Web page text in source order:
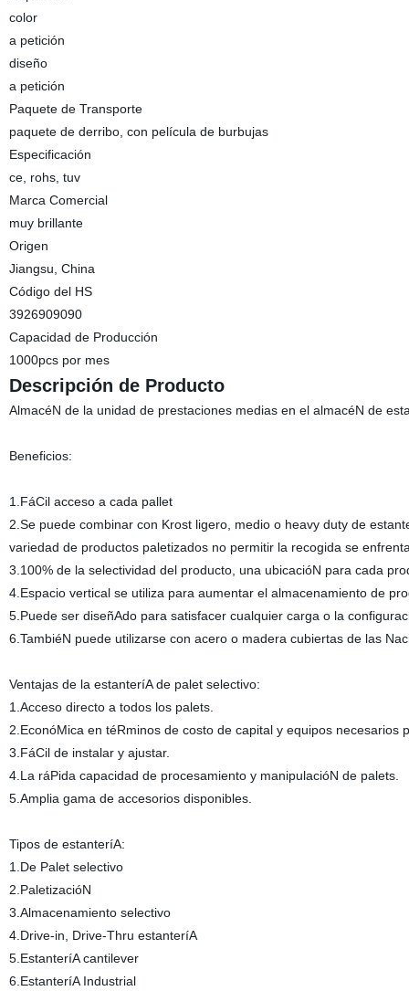
color
a petición
diseño
a petición
Paquete de Transporte
paquete de derribo, con película de burbujas
Especificación
ce, rohs, tuv
Marca Comercial
muy brillante
Origen
Jiangsu, China
Código del HS
3926909090
Capacidad de Producción
1000pcs por mes
Descripción de Producto
AlmacéN de la unidad de prestaciones medias en el almacéN de
Beneficios:
1.FáCil acceso a cada pallet
2.Se puede combinar con Krost ligero, medio o heavy duty de
variedad de productos paletizados no permitir la recogida se
3.100% de la selectividad del producto, una ubicacióN para cada
4.Espacio vertical se utiliza para aumentar el almacenamiento de
5.Puede ser diseñAdo para satisfacer cualquier carga o la
6.TambiéN puede utilizarse con acero o madera cubiertas de las
Ventajas de la estanteríA de palet selectivo:
1.Acceso directo a todos los palets.
2.EconóMica en téRminos de costo de capital y equipos necesarios
3.FáCil de instalar y ajustar.
4.La ráPida capacidad de procesamiento y manipulacióN de palets.
5.Amplia gama de accesorios disponibles.
Tipos de estanteríA:
1.De Palet selectivo
2.PaletizacióN
3.Almacenamiento selectivo
4.Drive-in, Drive-Thru estanteríA
5.EstanteríA cantilever
6.EstanteríA Industrial